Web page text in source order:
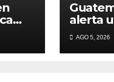
alerta una potente
deAGO 5, 2026